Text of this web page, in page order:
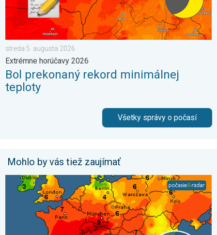
streda 5. augusta 2026
Extrémne horúčavy 2026
Bol prekonaný rekord minimálnej
teploty
Všetky správy o počasí
Mohlo by vás tiež zaujímať
UV index stúpa už poriadne vysoko. Nepodceňte slnko. . .